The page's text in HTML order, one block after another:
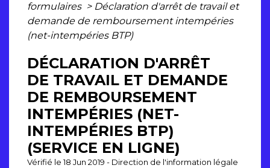
formulaires > Déclaration d'arrêt de travail et
demande de remboursement intempéries
(net-intempéries BTP)
DÉCLARATION D'ARRÊT
DE TRAVAIL ET DEMANDE
DE REMBOURSEMENT
INTEMPÉRIES (NET-
INTEMPÉRIES BTP)
(SERVICE EN LIGNE)
Vérifié le 18 Jun 2019 - Direction de l'information légale